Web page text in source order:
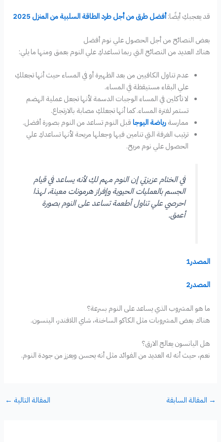
قد يعجبكِ أيضًا:أفضل طرق من أجل طرد الطاقة السلبية من المنزل 2025
بعض النصائح من أجل الحصول علي نوم أفضل
هناك العديد من النصائح التي ربما تساعدكِ علي النوم بعمق ومنها ما يلي:
عدم تناول الكافيين من بعد الظهيرة أو في المساء حيث أنها تجعلكِ
علي البقاء مستيقظة في المساء.
لا تأكلين في المساء الوجبات الدسمة لأنها تجعل عملية الهضم
تستمر لفترة المساء. كما أنها تجعلكِ مصابة بالارتجاع.
ممارسةرياضة اليوجاقبل النوم تساعد من النوم بصورة أفضل.
ترتيب الغرفة التي تنامين فيها وجعلها مريحة لأنها تساعدكِ علي
الحصول علي نوم مريح.
في الختام عزيزتي إن النوم مهم لكِ لأنه يساعد في قيام
الجسم بالعمليات الحيوية وإفراز هرمونات معينة، لهذا
احرصي علي تناول أطعمة تساعد على النوم بصورة
أعمق.
المصدر1
المصدر2
ما هو المشروب الذي يساعد على النوم بسرعة؟
هناك بعض المشروبات مثل الكاكو الساخنة، شاي اللافندر، الينسون.
هل اليانسون يعالج الارق؟
نعم، حيث أنه له العديد من الفوائد مثل أنه يحسن ويعزز من جودة النوم.
→ المقالة السابقة المقالة التالية ←